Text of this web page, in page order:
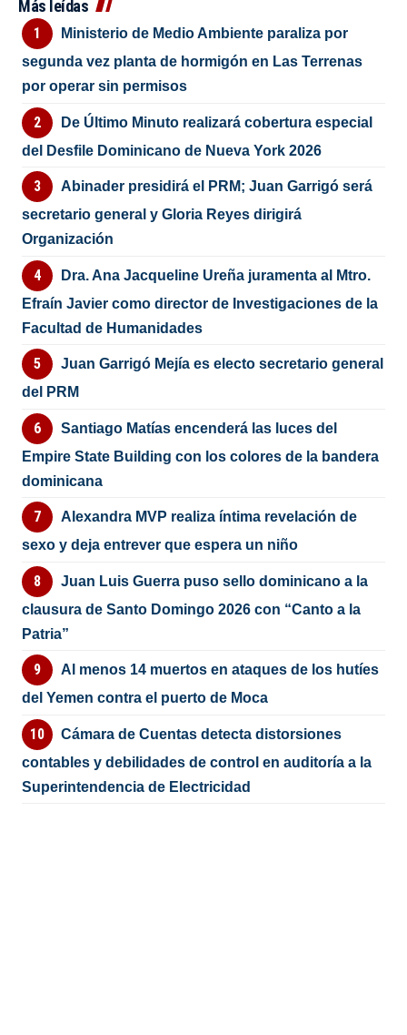
Más leídas
Ministerio de Medio Ambiente paraliza por
segunda vez planta de hormigón en Las Terrenas
por operar sin permisos
De Último Minuto realizará cobertura especial
del Desfile Dominicano de Nueva York 2026
Abinader presidirá el PRM; Juan Garrigó será
secretario general y Gloria Reyes dirigirá
Organización
Dra. Ana Jacqueline Ureña juramenta al Mtro.
Efraín Javier como director de Investigaciones de la
Facultad de Humanidades
Juan Garrigó Mejía es electo secretario general
del PRM
Santiago Matías encenderá las luces del
Empire State Building con los colores de la bandera
dominicana
Alexandra MVP realiza íntima revelación de
sexo y deja entrever que espera un niño
Juan Luis Guerra puso sello dominicano a la
clausura de Santo Domingo 2026 con “Canto a la
Patria”
Al menos 14 muertos en ataques de los hutíes
del Yemen contra el puerto de Moca
Cámara de Cuentas detecta distorsiones
contables y debilidades de control en auditoría a la
Superintendencia de Electricidad